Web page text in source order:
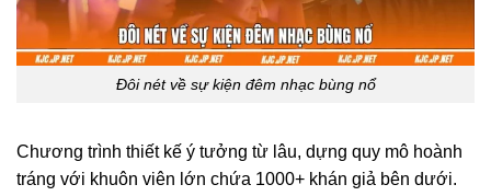
Đôi nét về sự kiện đêm nhạc bùng nổ
Chương trình thiết kế ý tưởng từ lâu, dựng quy mô hoành
tráng với khuôn viên lớn chứa 1000+ khán giả bên dưới.